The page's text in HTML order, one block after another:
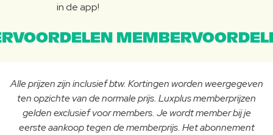
in de app!
Alle prijzen zijn inclusief btw. Kortingen worden weergegeven
ten opzichte van de normale prijs. Luxplus memberprijzen
gelden exclusief voor members. Je wordt member bij je
eerste aankoop tegen de memberprijs. Het abonnement